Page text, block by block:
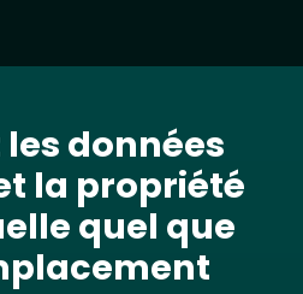
données
la propriété
quel que